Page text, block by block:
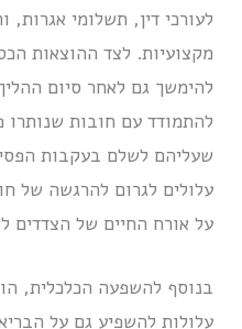
לעורכי דין, תשלומי אגרות,
מקצועיות. לצד ההוצאות
להימשך גם לאחר סיום
להתמודד עם חובות שנותרו
שעליהם לשלם בעקבות
עלולים לגרום להרגשה של
על אורח החיים של הצדדים
בנוסף להשפעה הכלכלית,
עלולות להשפיע גם על